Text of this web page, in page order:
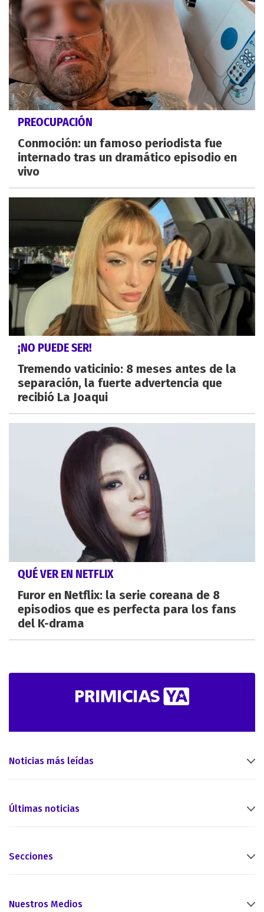
PREOCUPACIÓN
Conmoción: un famoso periodista fue
internado tras un dramático episodio en
vivo
¡NO PUEDE SER!
Tremendo vaticinio: 8 meses antes de la
separación, la fuerte advertencia que
recibió La Joaqui
QUÉ VER EN NETFLIX
Furor en Netflix: la serie coreana de 8
episodios que es perfecta para los fans
del K-drama
Noticias más leídas
Últimas noticias
Secciones
Nuestros Medios